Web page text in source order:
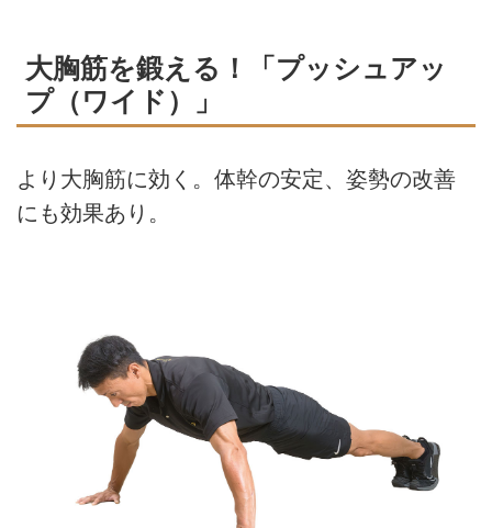
大胸筋を鍛える！「プッシュアッ
プ（ワイド）」
より大胸筋に効く。体幹の安定、姿勢の改善
にも効果あり。